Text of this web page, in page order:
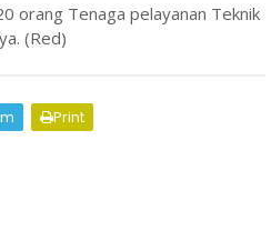
orang Tenaga pelayanan Teknik
(Red)
Print